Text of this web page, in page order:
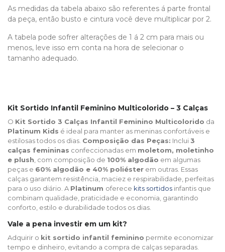
As medidas da tabela abaixo são referentes á parte frontal
da peça, então busto e cintura você deve multiplicar por 2.
A tabela pode sofrer alterações de 1 á 2 cm para mais ou
menos, leve isso em conta na hora de selecionar o
tamanho adequado.
Kit Sortido Infantil Feminino Multicolorido – 3 Calças
O Kit Sortido 3 Calças Infantil Feminino Multicolorido da
Platinum Kids é ideal para manter as meninas confortáveis e
estilosas todos os dias. Composição das Peças: Inclui 3
calças femininas confeccionadas em moletom, moletinho
e plush , com composição de 100% algodão em algumas
peças e 60% algodão e 40% poliéster em outras. Essas
calças garantem resistência, maciez e respirabilidade, perfeitas
para o uso diário. A Platinum oferece kits sortidos infantis que
combinam qualidade, praticidade e economia, garantindo
conforto, estilo e durabilidade todos os dias.
Vale a pena investir em um kit?
Adquirir o kit sortido infantil feminino permite economizar
tempo e dinheiro, evitando a compra de calças separadas.